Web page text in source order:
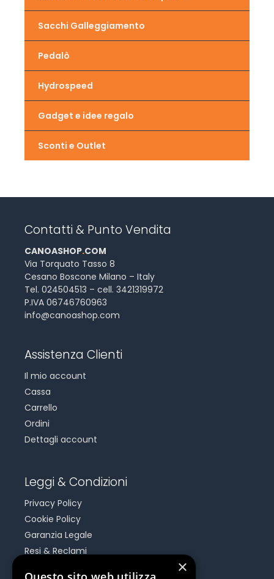
Sacchi Galleggiamento
Pedalò
Hydrospeed
Gadget e idee regalo
Sconti e Outlet
Contatti & Punto Vendita
CANOASHOP.COM
Via Torquato Tasso 8
Cesano Boscone Milano – Italy
Tel. 024504513 – cell. 3421319972
P.IVA 06746760963
info@canoashop.com
Assistenza Clienti
Il mio account
Cassa
Carrello
Ordini
Dettagli account
Leggi & Condizioni
Privacy Policy
Cookie Policy
Garanzia Legale
Resi & Reclami
×